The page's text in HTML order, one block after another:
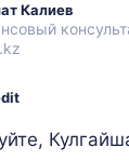
Калиев